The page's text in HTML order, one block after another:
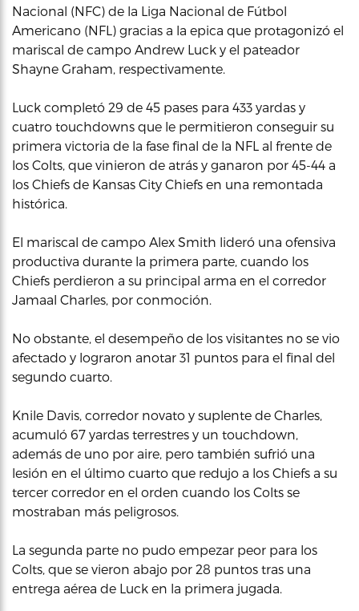
Nacional (NFC) de la Liga Nacional de Fútbol
Americano (NFL) gracias a la epica que protagonizó el
mariscal de campo Andrew Luck y el pateador
Shayne Graham, respectivamente.
Luck completó 29 de 45 pases para 433 yardas y
cuatro touchdowns que le permitieron conseguir su
primera victoria de la fase final de la NFL al frente de
los Colts, que vinieron de atrás y ganaron por 45-44 a
los Chiefs de Kansas City Chiefs en una remontada
histórica.
El mariscal de campo Alex Smith lideró una ofensiva
productiva durante la primera parte, cuando los
Chiefs perdieron a su principal arma en el corredor
Jamaal Charles, por conmoción.
No obstante, el desempeño de los visitantes no se vio
afectado y lograron anotar 31 puntos para el final del
segundo cuarto.
Knile Davis, corredor novato y suplente de Charles,
acumuló 67 yardas terrestres y un touchdown,
además de uno por aire, pero también sufrió una
lesión en el último cuarto que redujo a los Chiefs a su
tercer corredor en el orden cuando los Colts se
mostraban más peligrosos.
La segunda parte no pudo empezar peor para los
Colts, que se vieron abajo por 28 puntos tras una
entrega aérea de Luck en la primera jugada.